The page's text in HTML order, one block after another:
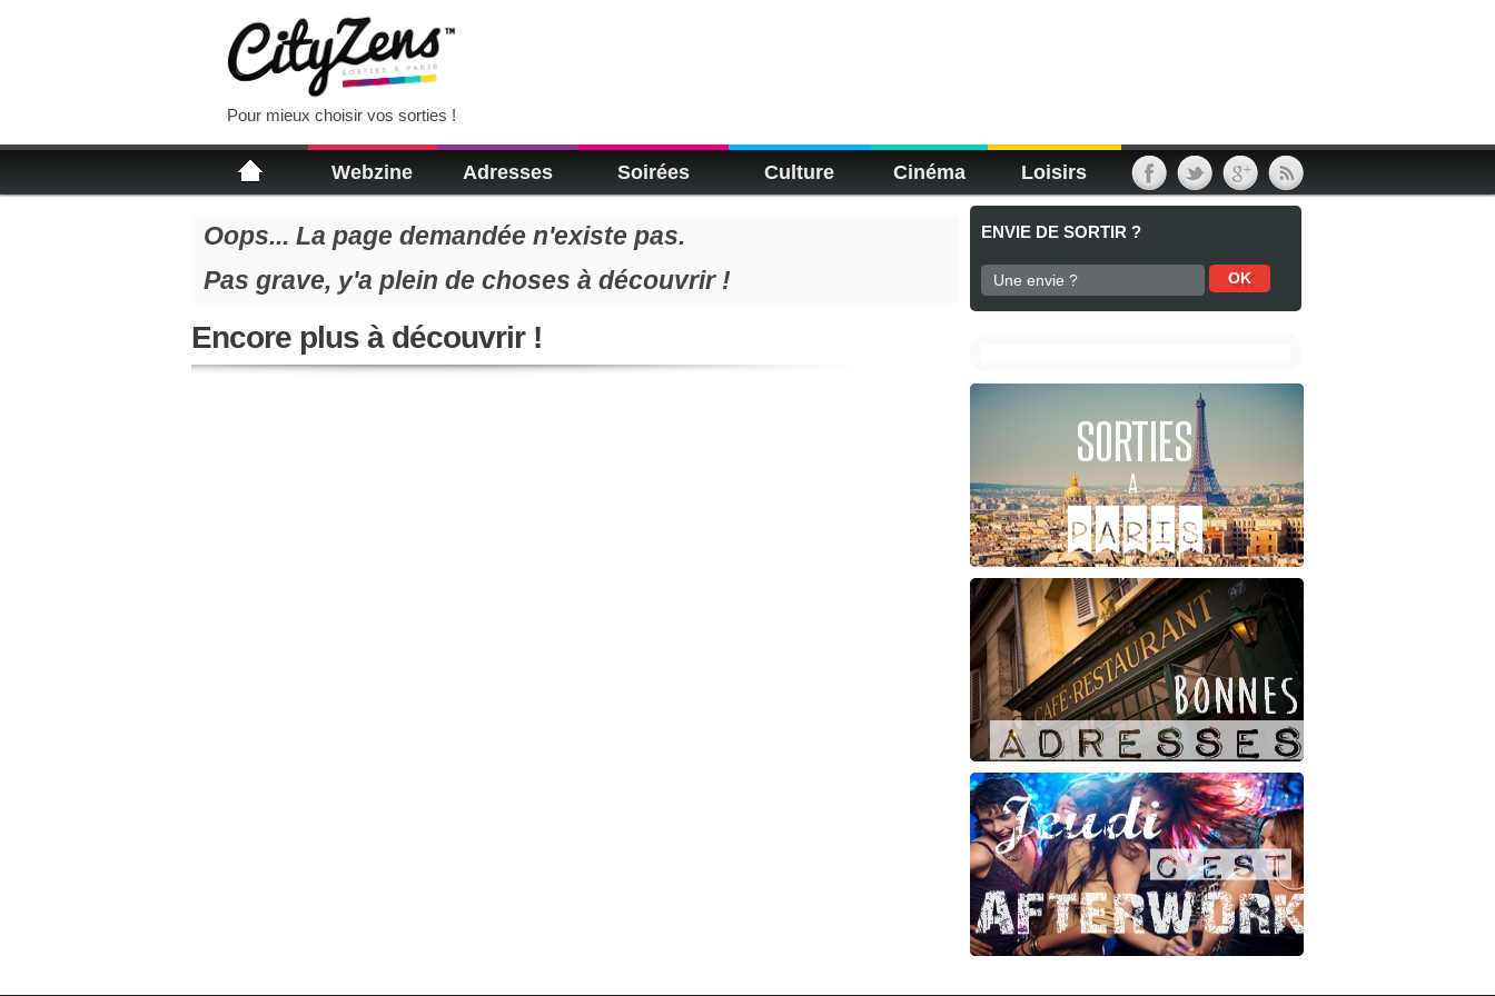
Pour mieux choisir vos sorties !
Webzine Adresses Soirées Culture Cinéma Loisirs
Oops... La page demandée n'existe pas.
Pas grave, y'a plein de choses à découvrir !
Encore plus à découvrir !
ENVIE DE SORTIR ?